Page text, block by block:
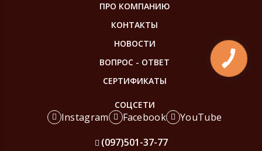
ПРО КОМПАНИЮ
КОНТАКТЫ
НОВОСТИ
ВОПРОС - ОТВЕТ
СЕРТИФИКАТЫ
СОЦСЕТИ
Instagram Facebook
YouTube
(097)501-37-77
КНОПКА
ЗВ'ЯЗКУ